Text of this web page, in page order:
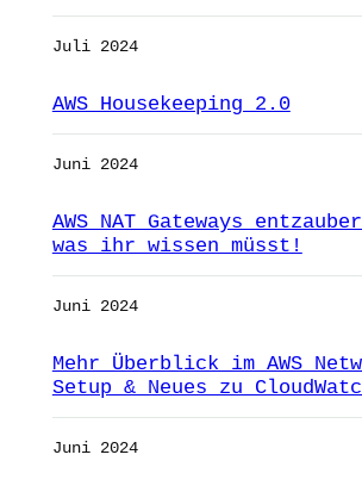
Juli 2024
AWS Housekeeping 2.0
Juni 2024
AWS NAT Gateways
was ihr wissen müsst!
Juni 2024
Mehr Überblick im AWS
Setup & Neues zu
Juni 2024